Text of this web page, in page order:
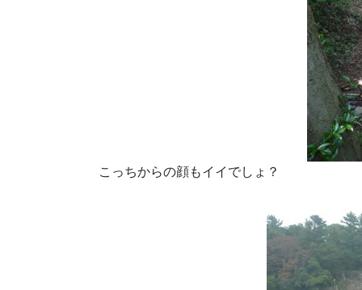
こっちからの顔もイイでしょ？